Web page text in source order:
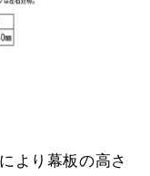
より幕板の高さ